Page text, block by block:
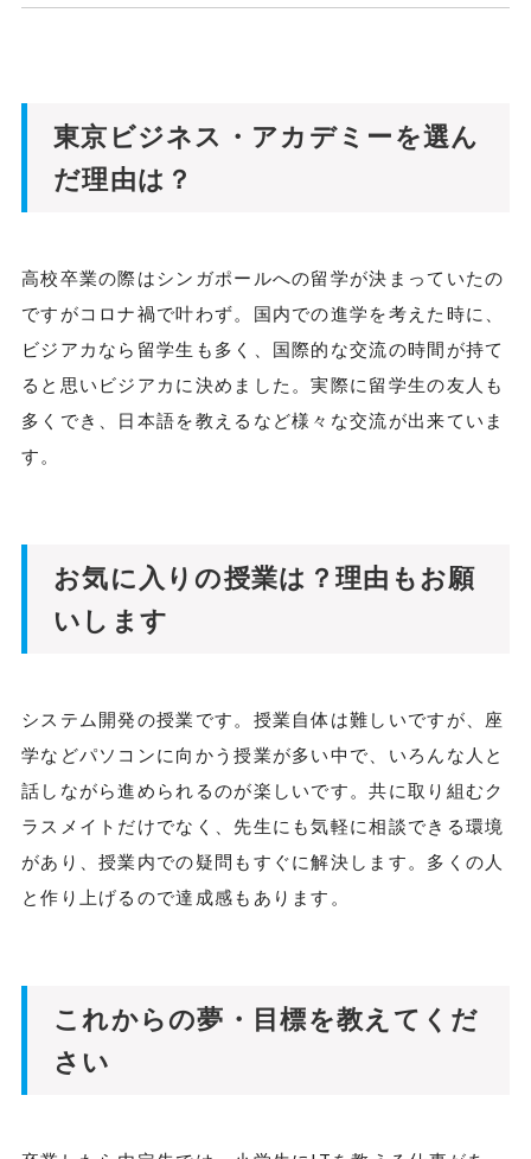
東京ビジネス・アカデミーを選ん
だ理由は？
高校卒業の際はシンガポールへの留学が決まっていたの
ですがコロナ禍で叶わず。国内での進学を考えた時に、
ビジアカなら留学生も多く、国際的な交流の時間が持て
ると思いビジアカに決めました。実際に留学生の友人も
多くでき、日本語を教えるなど様々な交流が出来ていま
す。
お気に入りの授業は？理由もお願
いします
システム開発の授業です。授業自体は難しいですが、座
学などパソコンに向かう授業が多い中で、いろんな人と
話しながら進められるのが楽しいです。共に取り組むク
ラスメイトだけでなく、先生にも気軽に相談できる環境
があり、授業内での疑問もすぐに解決します。多くの人
と作り上げるので達成感もあります。
これからの夢・目標を教えてくだ
さい